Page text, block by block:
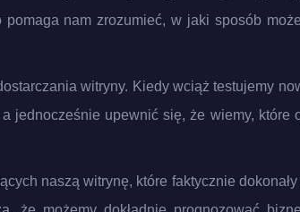
nam zrozumieć, w jaki sposób
witryny. Kiedy wciąż testujemy
jednocześnie upewnić się, że wiemy, które
naszą witrynę, które faktycznie